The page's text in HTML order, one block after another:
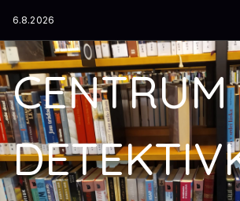
obsah
6.8.2026
CENTRUM